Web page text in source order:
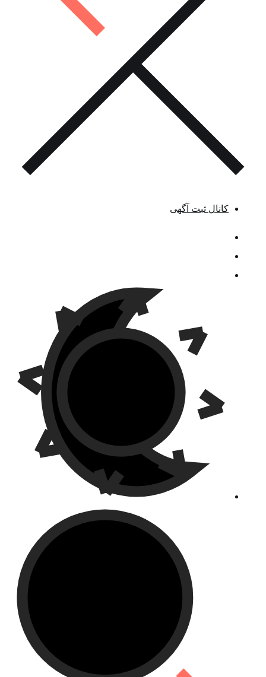
کانال ثبت آگهی